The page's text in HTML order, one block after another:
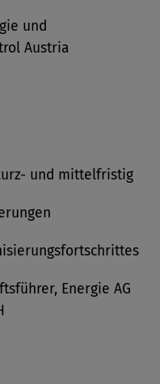
und
Austria
und mittelfristig
Energie AG